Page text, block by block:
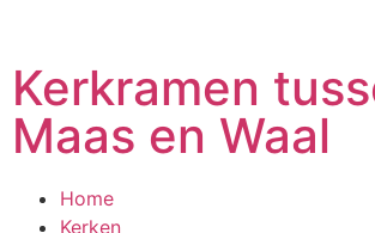
Kerkramen
Maas en Waal
Home
Kerken